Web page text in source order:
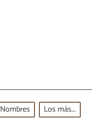
Nombres Los más...